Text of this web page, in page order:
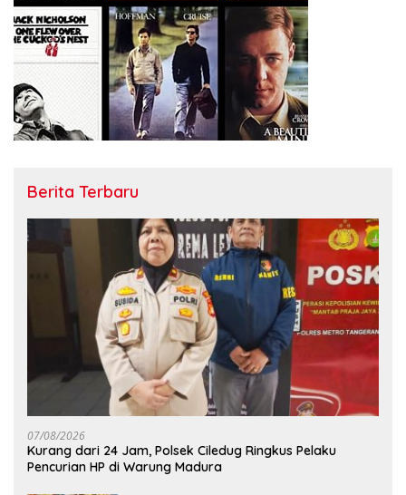
Berita Terbaru
07/08/2026
Kurang dari 24 Jam, Polsek Ciledug Ringkus Pelaku
Pencurian HP di Warung Madura